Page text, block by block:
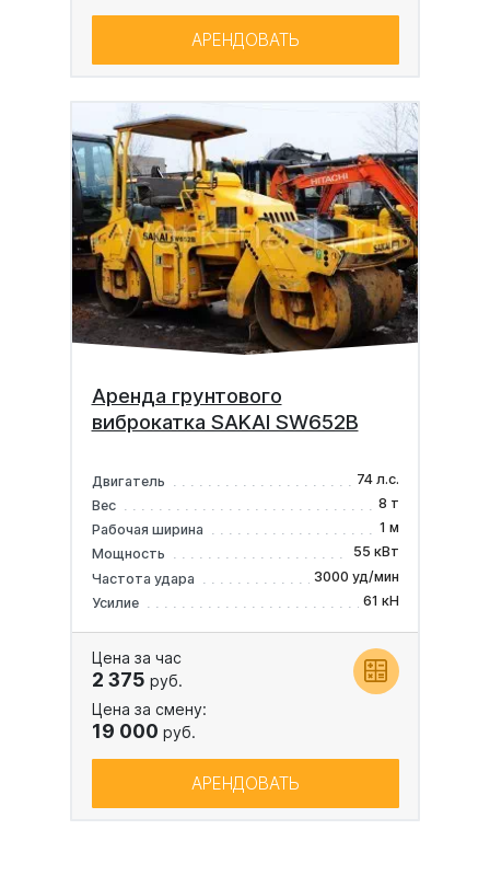
АРЕНДОВАТЬ
Аренда грунтового
виброкатка SAKAI SW652В
Двигатель
74 л.с.
Вес
8 т
Рабочая ширина
1 м
Мощность
55 кВт
Частота удара
3000 уд/мин
Усилие
61 кН
Цена за час
2 375 руб.
Цена за смену:
19 000 руб.
АРЕНДОВАТЬ